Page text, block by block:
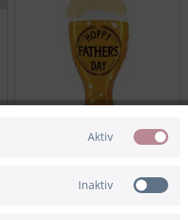
Folienballon "Hoppy Father's
Aktiv
Inaktiv